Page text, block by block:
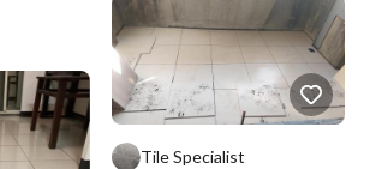
Tile Specialist